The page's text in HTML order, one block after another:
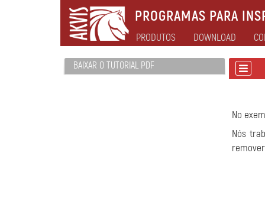
PROGRAMAS PARA
PRODUTOS DOWNLOAD
BAIXAR O TUTORIAL PDF
No
Nós